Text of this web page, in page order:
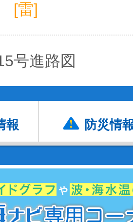
[雷]
号進路図
報 防災情